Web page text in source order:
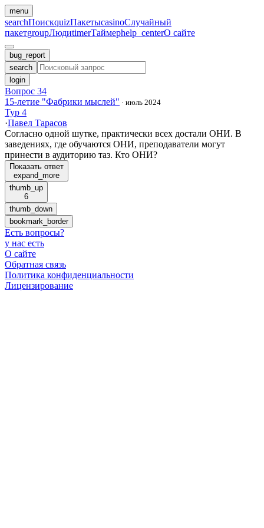
menu
searchПоискquizПакетыcasinoСлучайный
пакетgroupЛюдиtimerТаймерhelp_centerО сайте
bug_report
search
login
Вопрос 34
15-летие "Фабрики мыслей" · июль 2024
Тур 4
·Павел Тарасов
Согласно одной шутке, практически всех достали ОНИ. В
заведениях, где обучаются ОНИ, преподаватели могут
принести в аудиторию таз. Кто ОНИ?
Показать ответ
expand_more
thumb_up
6
thumb_down
bookmark_border
Есть вопросы?
у нас есть
О сайте
Обратная связь
Политика конфиденциальности
Лицензирование